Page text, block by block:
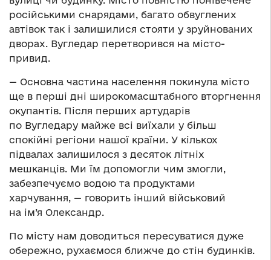
російськими снарядами, багато обвуглених
автівок так і залишилися стояти у зруйнованих
дворах. Вугледар перетворився на місто-
привид.
— Основна частина населення покинула місто
ще в перші дні широкомасштабного вторгнення
окупантів. Після перших артударів
по Вугледару майже всі виїхали у більш
спокійні регіони нашої країни. У кількох
підвалах залишилося з десяток літніх
мешканців. Ми їм допомогли чим змогли,
забезпечуємо водою та продуктами
харчування, — говорить інший військовий
на ім’я Олександр.
По місту нам доводиться пересуватися дуже
обережно, рухаємося ближче до стін будинків.